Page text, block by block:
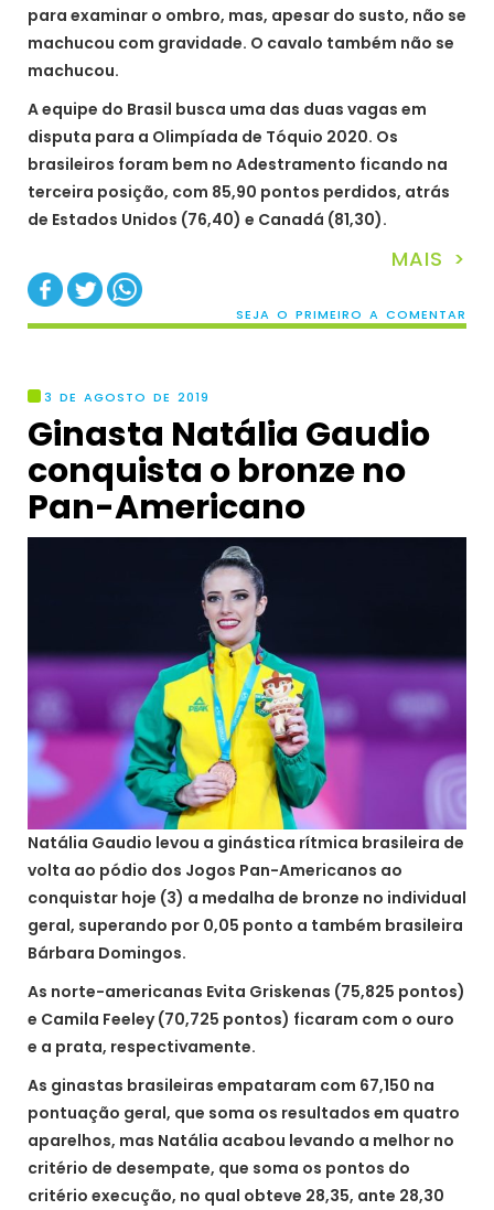
para examinar o ombro, mas, apesar do susto, não se
machucou com gravidade. O cavalo também não se
machucou.
A equipe do Brasil busca uma das duas vagas em
disputa para a Olimpíada de Tóquio 2020. Os
brasileiros foram bem no Adestramento ficando na
terceira posição, com 85,90 pontos perdidos, atrás
de Estados Unidos (76,40) e Canadá (81,30).
MAIS >
SEJA O PRIMEIRO A COMENTAR
3 DE AGOSTO DE 2019
Ginasta Natália Gaudio
conquista o bronze no
Pan-Americano
Natália Gaudio levou a ginástica rítmica brasileira de
volta ao pódio dos Jogos Pan-Americanos ao
conquistar hoje (3) a medalha de bronze no individual
geral, superando por 0,05 ponto a também brasileira
Bárbara Domingos.
As norte-americanas Evita Griskenas (75,825 pontos)
e Camila Feeley (70,725 pontos) ficaram com o ouro
e a prata, respectivamente.
As ginastas brasileiras empataram com 67,150 na
pontuação geral, que soma os resultados em quatro
aparelhos, mas Natália acabou levando a melhor no
critério de desempate, que soma os pontos do
critério execução, no qual obteve 28,35, ante 28,30